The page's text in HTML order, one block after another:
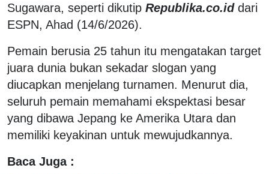
Sugawara, seperti dikutip Republika.co.iddari
ESPN, Ahad (14/6/2026).
Pemain berusia 25 tahun itu mengatakan target
juara dunia bukan sekadar slogan yang
diucapkan menjelang turnamen. Menurut dia,
seluruh pemain memahami ekspektasi besar
yang dibawa Jepang ke Amerika Utara dan
memiliki keyakinan untuk mewujudkannya.
Baca Juga :